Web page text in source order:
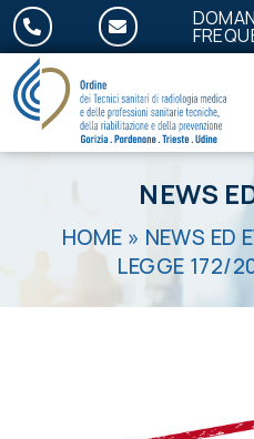
Salta al contenuto
NEWS
HOME » NEWS ED
LEGGE 172/